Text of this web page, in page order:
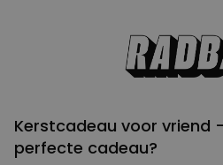
Kerstcadeau voor vriend
perfecte cadeau?